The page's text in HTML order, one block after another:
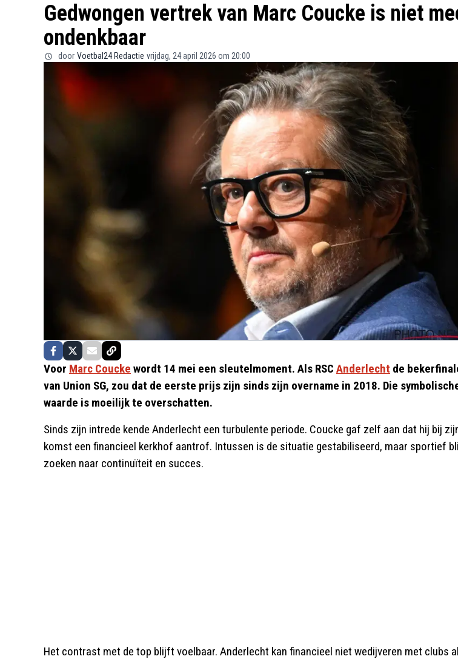
Gedwongen vertrek van Marc Coucke is niet
ondenkbaar
door Voetbal24 Redactie vrijdag, 24 april 2026 om 20:00
Voor Marc Coucke wordt 14 mei een sleutelmoment. Als RSC Anderlecht de
van Union SG, zou dat de eerste prijs zijn sinds zijn overname in 2018. Die
waarde is moeilijk te overschatten.
Sinds zijn intrede kende Anderlecht een turbulente periode. Coucke gaf zelf aan dat hij bij
komst een financieel kerkhof aantrof. Intussen is de situatie gestabiliseerd, maar sportief
zoeken naar continuïteit en succes.
Het contrast met de top blijft voelbaar. Anderlecht kan financieel niet wedijveren met clubs